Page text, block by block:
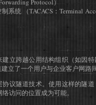
Protocol）
系统 （TACACS：Terminal
跨越公用结构组织（如因特
立了一个用户与企业客户网路
隧道技术。使用这样的隧道
访问的位置成为可能。